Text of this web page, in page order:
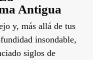
Antigua
y, más allá de tus
insondable,
siglos de